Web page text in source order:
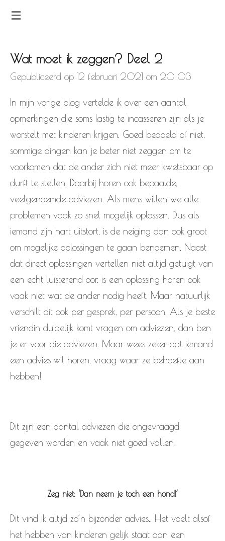
Ga
de
hoofdinhoud
Wat moet ik zeggen? Deel 2
Gepubliceerd op 12 februari 2021 om 20:03
In mijn vorige blog vertelde ik over een aantal
opmerkingen die soms lastig te incasseren zijn als je
worstelt met kinderen krijgen. Goed bedoeld of niet,
sommige dingen kan je beter niet zeggen om te
voorkomen dat de ander zich niet meer kwetsbaar op
durft te stellen. Daarbij horen ook bepaalde,
veelgenoemde adviezen. Als mens willen we alle
problemen vaak zo snel mogelijk oplossen. Dus als
iemand zijn hart uitstort, is de neiging dan ook groot
om mogelijke oplossingen te gaan benoemen. Naast
dat direct oplossingen vertellen niet altijd getuigt van
een echt luisterend oor, is een oplossing horen ook
vaak niet wat de ander nodig heeft. Maar natuurlijk
verschilt dit ook per gesprek, per persoon. Als je beste
vriendin duidelijk komt vragen om adviezen, dan ben
je er voor die adviezen. Maar wees zeker dat iemand
een advies wil horen, vraag waar ze behoefte aan
hebben!
Dit zijn een aantal adviezen die ongevraagd
gegeven worden en vaak niet goed vallen:
Zeg niet: ‘Dan neem je toch een hond!’
Dit vind ik altijd zo’n bijzonder advies.. Het voelt alsof
het hebben van kinderen gelijk staat aan een